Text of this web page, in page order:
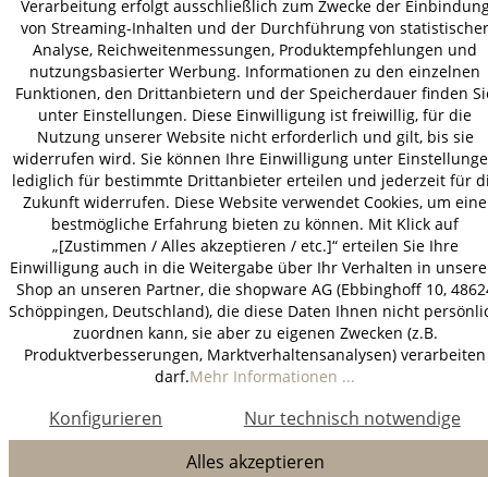
Verarbeitung erfolgt ausschließlich zum Zwecke der
von Streaming-Inhalten und der Durchführung von statistischer
Analyse, Reichweitenmessungen, Produktempfehlungen und
nutzungsbasierter Werbung. Informationen zu den einzelnen
Funktionen, den Drittanbietern und der Speicherdauer finden
unter Einstellungen. Diese Einwilligung ist freiwillig, für die
Nutzung unserer Website nicht erforderlich und gilt, bis sie
widerrufen wird. Sie können Ihre Einwilligung unter
lediglich für bestimmte Drittanbieter erteilen und jederzeit für
Zukunft widerrufen. Diese Website verwendet Cookies, um eine
bestmögliche Erfahrung bieten zu können. Mit Klick auf
„[Zustimmen / Alles akzeptieren / etc.]“ erteilen Sie Ihre
Einwilligung auch in die Weitergabe über Ihr Verhalten in
Shop an unseren Partner, die shopware AG (Ebbinghoff 10,
Schöppingen, Deutschland), die diese Daten Ihnen nicht
zuordnen kann, sie aber zu eigenen Zwecken (z.B.
Produktverbesserungen, Marktverhaltensanalysen) verarbeiten
darf.Mehr Informationen ...
Nur technisch notwendige
Konfigurieren
Alles akzeptieren